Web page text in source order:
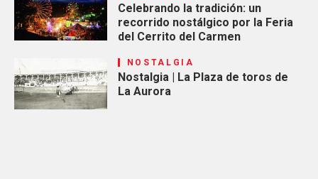
Celebrando la tradición: un
recorrido nostálgico por la Feria
del Cerrito del Carmen
NOSTALGIA
Nostalgia | La Plaza de toros de
La Aurora